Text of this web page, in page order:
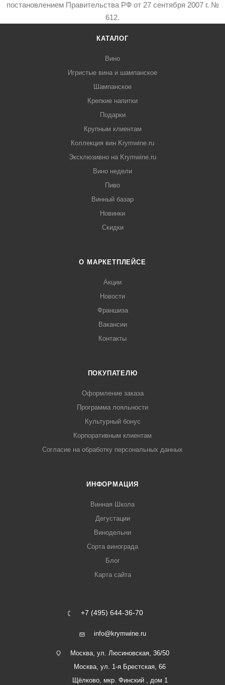
постановлением Правительства РФ от 27 сентября 2007 г. №
612.
КАТАЛОГ
Вино
Игристые вина и шампанское
Шампанское
Крепкие напитки
Подарки
Крупным клиентам
Коллекция вин Krymwine.ru
Эксклюзивно на Krymwine.ru
Вино недели
Пиво
Винный базар
Новинки
Скидки
О МАРКЕТПЛЕЙСЕ
Акции
Новости
Франшиза
Вакансии
Контакты
ПОКУПАТЕЛЮ
Оформление заказа
Программа лояльности
Культурный бонус
Корпоративным клиентам
Согласие на обработку персональных данных
ИНФОРМАЦИЯ
Винная Школа
Дегустации
Винодельни
Сорта винограда
Блог
Карта сайта
+7 (495) 644-36-70
info@krymwine.ru
Москва, ул. Люсиновская, 36/50
Москва, ул. 1-я Брестская, 66
Щёлково, мкр. Финский , дом 1